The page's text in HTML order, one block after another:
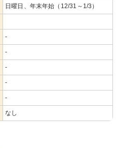
日曜日、年末年始（12/31～1/3）
-
-
-
-
-
なし